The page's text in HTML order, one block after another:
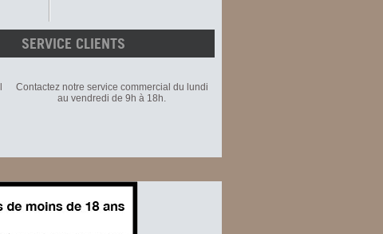
SERVICE CLIENTS
Contactez notre service commercial du lundi
au vendredi de 9h à 18h.